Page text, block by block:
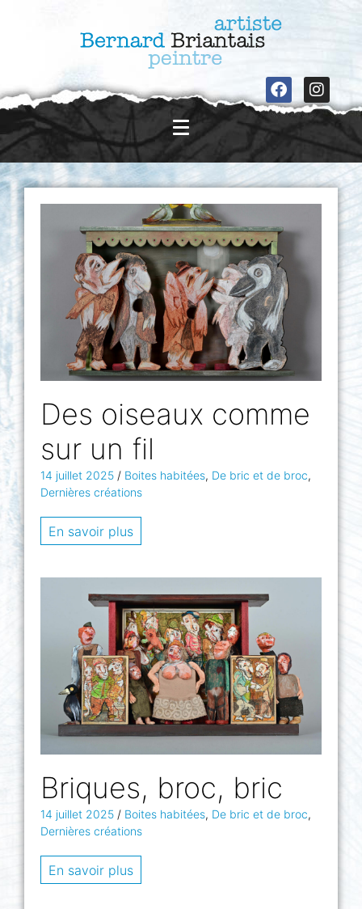
Des oiseaux comme
sur un fil
14 juillet 2025 / Boites habitées, De bric et de broc,
Dernières créations
En savoir plus
Briques, broc, bric
14 juillet 2025 / Boites habitées, De bric et de broc,
Dernières créations
En savoir plus